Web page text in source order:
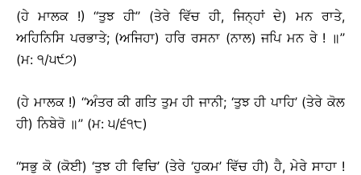
(ਹੇ ਮਾਲਕ !) ‘‘ਤੁਝ ਹੀ’’ (ਤੇਰੇ ਵਿੱਚ ਹੀ, ਜਿਨ੍ਹਾਂ ਦੇ) ਮਨ ਰਾਤੇ,
ਅਹਿਨਿਸਿ ਪਰਭਾਤੇ; (ਅਜਿਹਾ) ਹਰਿ ਰਸਨਾ (ਨਾਲ) ਜਪਿ ਮਨ ਰੇ ! ॥’’
(ਮ: ੧/੫੯੭)
(ਹੇ ਮਾਲਕ !) ‘‘ਅੰਤਰ ਕੀ ਗਤਿ ਤੁਮ ਹੀ ਜਾਨੀ; ‘ਤੁਝ ਹੀ ਪਾਹਿ’ (ਤੇਰੇ ਕੋਲ
ਹੀ) ਨਿਬੇਰੋ ॥’’ (ਮ: ੫/੬੧੮)
‘‘ਸਭੁ ਕੋ (ਕੋਈ) ‘ਤੁਝ ਹੀ ਵਿਚਿ’ (ਤੇਰੇ ‘ਹੁਕਮ’ ਵਿੱਚ ਹੀ) ਹੈ, ਮੇਰੇ ਸਾਹਾ !